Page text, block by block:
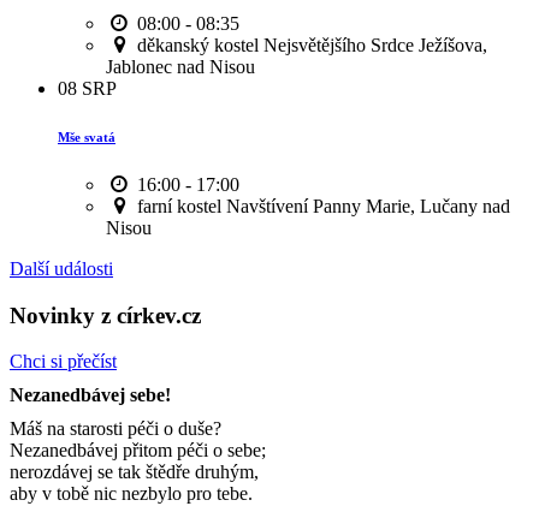
08:00 - 08:35
děkanský kostel Nejsvětějšího Srdce Ježíšova,
Jablonec nad Nisou
08 SRP
Mše svatá
16:00 - 17:00
farní kostel Navštívení Panny Marie, Lučany nad
Nisou
Další události
Novinky z církev.cz
Chci si přečíst
Nezanedbávej sebe!
Máš na starosti péči o duše?
Nezanedbávej přitom péči o sebe;
nerozdávej se tak štědře druhým,
aby v tobě nic nezbylo pro tebe.